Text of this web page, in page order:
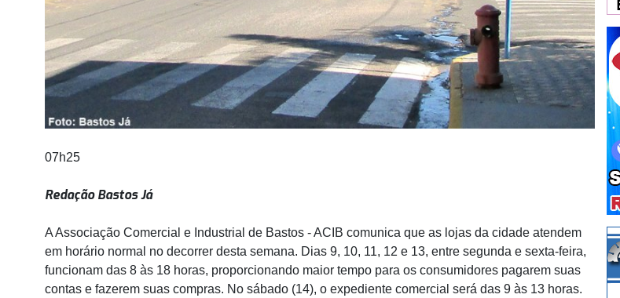
07h25
Redação Bastos Já
A Associação Comercial e Industrial de Bastos - ACIB comunica que as lojas da cidade atendem
em horário normal no decorrer desta semana. Dias 9, 10, 11, 12 e 13, entre segunda e sexta-feira,
funcionam das 8 às 18 horas, proporcionando maior tempo para os consumidores pagarem suas
contas e fazerem suas compras. No sábado (14), o expediente comercial será das 9 às 13 horas.